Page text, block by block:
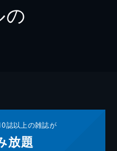
誌以上の雑誌が
放題